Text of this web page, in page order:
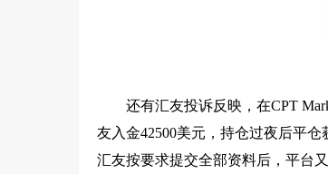
还有汇友投诉反映，在CPT
友入金42500美元，持仓过夜后平
汇友按要求提交全部资料后，平台